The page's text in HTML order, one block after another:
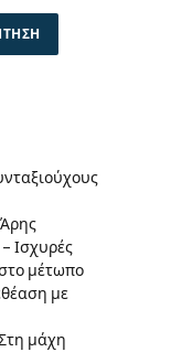
Ισχυρές
στο μέτωπο
με
μάχη